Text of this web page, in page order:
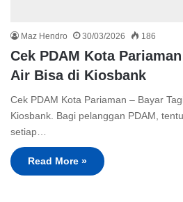
Maz Hendro 30/03/2026 186
Cek PDAM Kota
Air Bisa di Kiosbank
Cek PDAM Kota Pariaman – Bayar
Kiosbank. Bagi pelanggan PDAM,
setiap…
Read More »